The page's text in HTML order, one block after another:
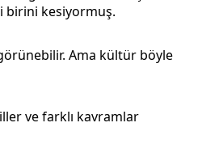
birini kesiyormuş.
Ama kültür böyle
ve farklı kavramlar